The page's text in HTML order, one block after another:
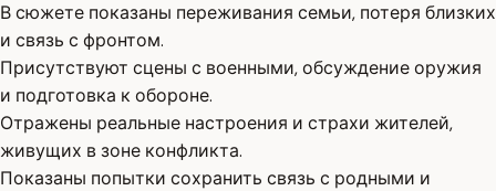
В сюжете показаны переживания семьи, потеря близких
и связь с фронтом.
Присутствуют сцены с военными, обсуждение оружия
и подготовка к обороне.
Отражены реальные настроения и страхи жителей,
живущих в зоне конфликта.
Показаны попытки сохранить связь с родными и